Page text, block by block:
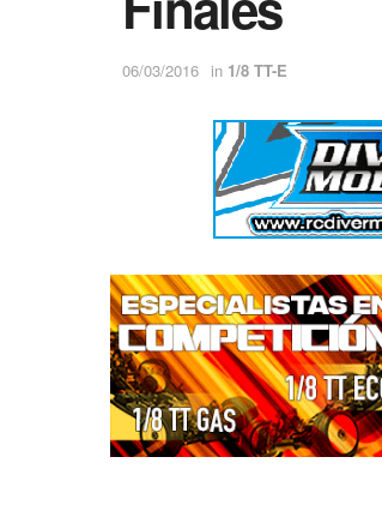
06/03/2016 in 1/8 TT-E